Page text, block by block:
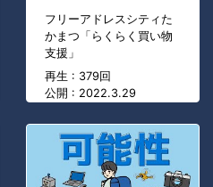
フリーアドレスシティた
かまつ「らくらく買い物
支援」
再生 : 379回
公開 : 2022.3.29